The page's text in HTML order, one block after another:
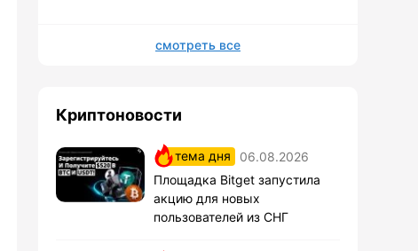
смотреть все
Криптоновости
тема дня
06.08.2026
Площадка Bitget запустила
акцию для новых
пользователей из СНГ